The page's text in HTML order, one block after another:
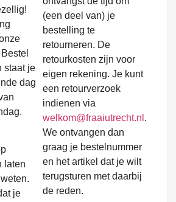
staat je
dag
laten
je
(een deel van) je
bestelling te
retourneren. De
retourkosten zijn voor
eigen rekening. Je kunt
een retourverzoek
indienen via
welkom@fraaiutrecht.nl .
We ontvangen dan
graag je bestelnummer
en het artikel dat je wilt
terugsturen met daarbij
de reden.